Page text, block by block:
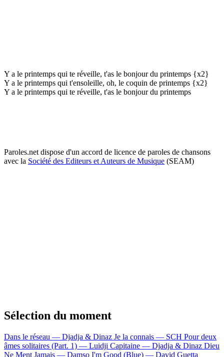
Y a le printemps qui te réveille, t'as le bonjour du printemps {x2}
Y a le printemps qui t'ensoleille, oh, le coquin de printemps {x2}
Y a le printemps qui te réveille, t'as le bonjour du printemps
Paroles.net dispose d'un accord de licence de paroles de chansons
avec la Société des Editeurs et Auteurs de Musique (SEAM)
Sélection du moment
Dans le réseau — Djadja & Dinaz Je la connais — SCH Pour deux
âmes solitaires (Part. 1) — Luidji Capitaine — Djadja & Dinaz Dieu
Ne Ment Jamais — Damso I'm Good (Blue) — David Guetta